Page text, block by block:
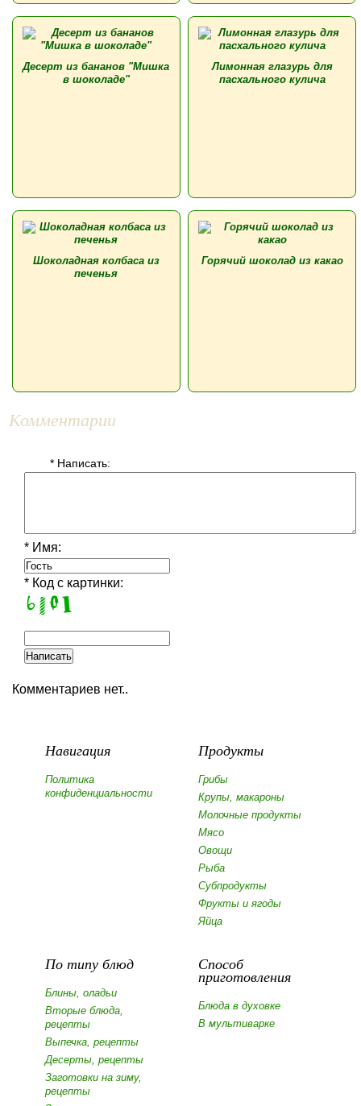
Десерт из бананов "Мишка
в шоколаде"
Лимонная глазурь для
пасхального кулича
Шоколадная колбаса из
печенья
Горячий шоколад из какао
Комментарии
* Написать:
* Имя:
* Код с картинки:
Комментариев нет..
Навигация
Политика
конфиденциальности
Продукты
Грибы
Крупы, макароны
Молочные продукты
Мясо
Овощи
Рыба
Субпродукты
Фрукты и ягоды
Яйца
По типу блюд
Блины, оладьи
Вторые блюда,
рецепты
Выпечка, рецепты
Десерты, рецепты
Заготовки на зиму,
рецепты
Способ
приготовления
Блюда в духовке
В мультиварке